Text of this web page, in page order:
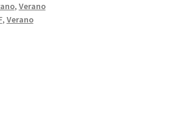
, Verano
, Verano